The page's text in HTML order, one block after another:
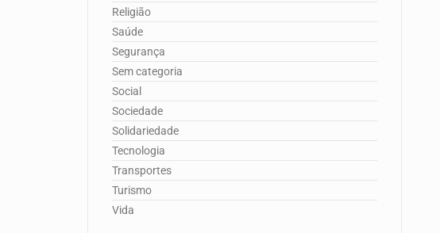
Religião
Saúde
Segurança
Sem categoria
Social
Sociedade
Solidariedade
Tecnologia
Transportes
Turismo
Vida